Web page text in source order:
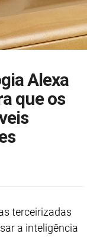
Alexa
que os
terceirizadas
a inteligência